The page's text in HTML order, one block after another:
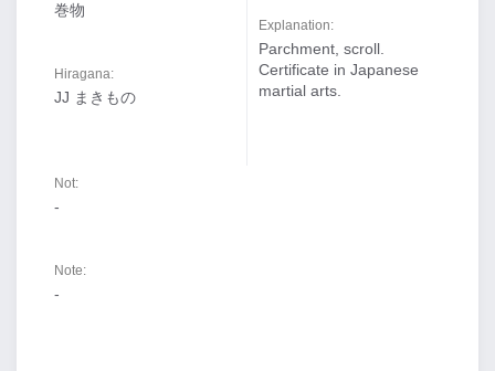
巻物
Hiragana:
JJ まきもの
Explanation:
Parchment, scroll.
Certificate in Japanese
martial arts.
Not:
-
Note:
-